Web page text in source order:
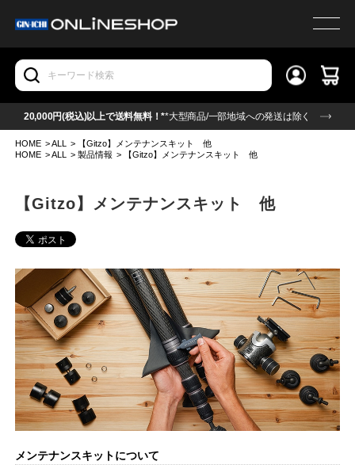
20,000円(税込)以上で送料無料！**大型商品/一部地域への発送は除く
HOME >ALL >
【Gitzo】メンテナンスキット 他
HOME >ALL >製品情報 > 【Gitzo】メンテナンスキット 他
【Gitzo】メンテナンスキット 他
メンテナンスキットについて